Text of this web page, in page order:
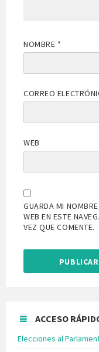
NOMBRE *
CORREO
WEB
GUARDA MI
WEB EN ESTE
VEZ QUE COMENTE.
ACCESO
Elecciones al